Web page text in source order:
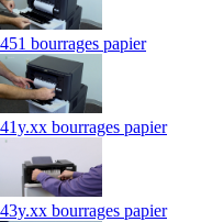
451 bourrages papier
41y.xx bourrages papier
43y.xx bourrages papier